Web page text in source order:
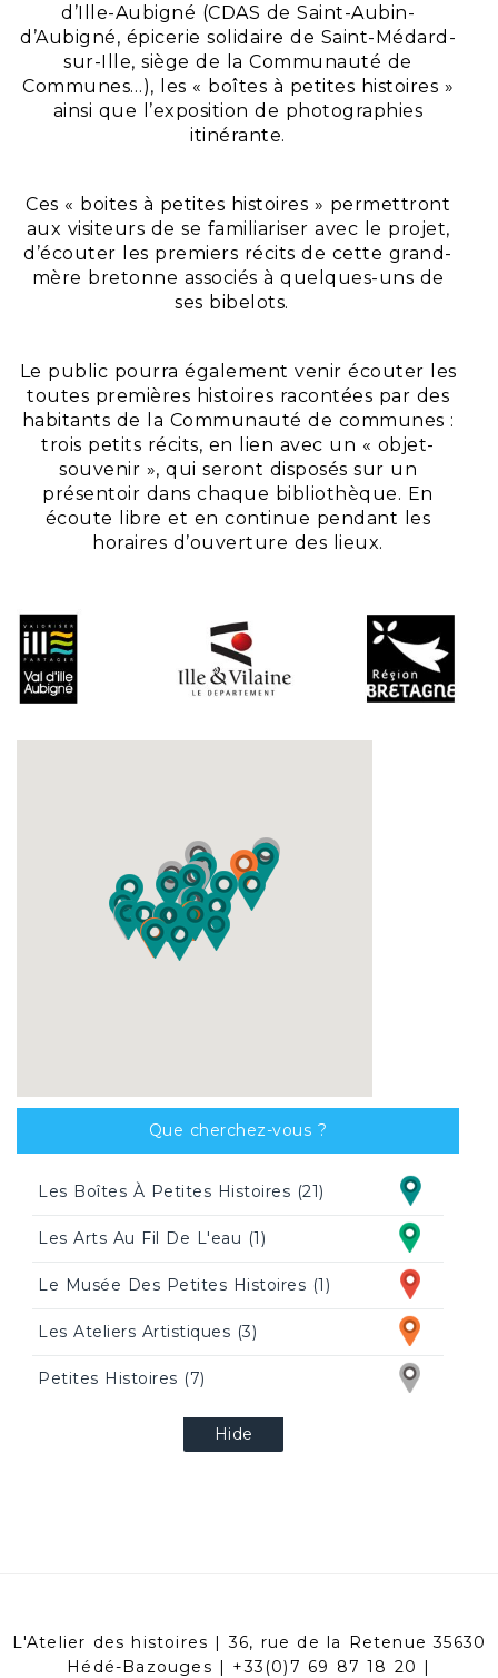
d’Ille-Aubigné (CDAS de Saint-Aubin-
d’Aubigné, épicerie solidaire de Saint-Médard-
sur-Ille, siège de la Communauté de
Communes…), les « boîtes à petites histoires »
ainsi que l’exposition de photographies
itinérante.
Ces « boites à petites histoires » permettront
aux visiteurs de se familiariser avec le projet,
d’écouter les premiers récits de cette grand-
mère bretonne associés à quelques-uns de
ses bibelots.
Le public pourra également venir écouter les
toutes premières histoires racontées par des
habitants de la Communauté de communes :
trois petits récits, en lien avec un « objet-
souvenir », qui seront disposés sur un
présentoir dans chaque bibliothèque. En
écoute libre et en continue pendant les
horaires d’ouverture des lieux.
Que cherchez-vous ?
Les Boîtes À Petites Histoires (21)
Les Arts Au Fil De L'eau (1)
Le Musée Des Petites Histoires (1)
Les Ateliers Artistiques (3)
Petites Histoires (7)
Hide
L'Atelier des histoires | 36, rue de la Retenue 35630
Hédé-Bazouges | +33(0)7 69 87 18 20 |